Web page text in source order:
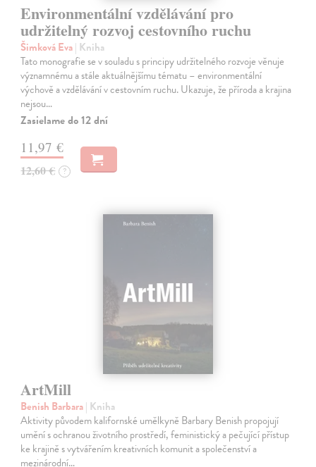
Environmentální vzdělávání pro
udržitelný rozvoj cestovního ruchu
Šimková Eva| Kniha
Tato monografie se v souladu s principy udržitelného rozvoje věnuje
významnému a stále aktuálnějšímu tématu – environmentální
výchově a vzdělávání v cestovním ruchu. Ukazuje, že příroda a krajina
nejsou…
Zasielame do 12 dní
11,97 €
12,60 € ?
ArtMill
Benish Barbara| Kniha
Aktivity původem kalifornské umělkyně Barbary Benish propojují
umění s ochranou životního prostředí, feministický a pečující přístup
ke krajině s vytvářením kreativních komunit a společenství a
mezinárodní…